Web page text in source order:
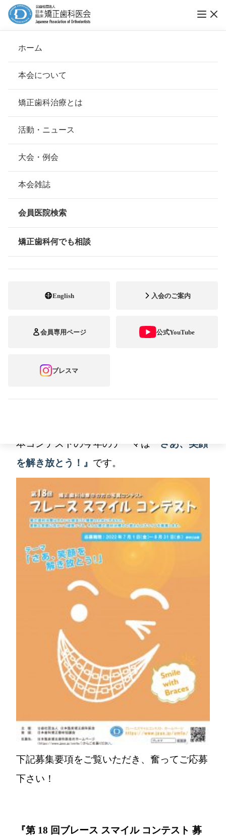
ホーム
本会について
会長挨拶
基本理念
組織について
本会の歴史
情報公開
矯正歯科治療とは
安心して治療を受けていただくための「6つの指針」
安心できる矯正歯科治療契約のための「7つの提言」
矯正歯科治療について
活動・ニュース
大会・例会
本会雑誌
会員医院検索
矯正歯科何でも相談
English 入会のご案内
会員専用ページ 公式YouTube
ブレスマ
第18回ブレーススマイルコンテスト 開催！
ブレーススマイルコンテスト
ホーム お知らせ
応募受付は終了しました。
たくさんのご応募、ありがとうご
ざいました！
ォトコンテスト 「第 18 回 ブレース スマイ
ル コンテスト 」 開催！
矯正歯科治療を楽し
募集期間：7月1日(金) ～ 8月31日(水) ／ テー
矯正歯科治療中の方を対象とした笑顔のフォ
本コンテストの今年のテーマは
『さあ、笑顔
を解き放とう！』 です。
下記募集要項をご覧いただき、奮ってご応募
下さい！
『第 18 回ブレース スマイル コンテスト 募